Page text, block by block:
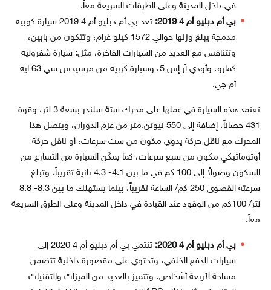
في داخل المدينة وعلى الطرقات السريعة معاً.
بي أم دبليو أم 4 2019:
تعد بي أم دبليو أم 4 2019 سيارة كوبيه
مدمجة يبلغ وزنها حوالي 1572 كيلو غرام، وتتكون من بابين،
وتتنافس مع العديد من السيارات الفاخرة، مثل: سيارة شفروليه
كمارو، وأودي آر إس 5، وسيارة كربيه من مرسيدس سي 63 ايه
أم جي.
تعتمد هذه السيارة في عملها على محرك ستة سلندر بسعة 3 لتر، وقوة
431 حصاناً، إضافة إلى 550 نيوتن.متر من عزم الدوران، ويتصل هذا
المحرك مع ناقل حركة يدوي مكون من ست سرعات، أو ناقل حركة
أوتوماتيكي مكون من سبع سرعات، كما يمكّن السيارة من التسارع من
السكون وصولاً إلى 100 كم في ما بين 4.1- 4.3 ثانية تقريباً، وتبلغ
سرعته القصوى 250 كم/ الساعة تقريباً، بينما يستهلك ما بين 8.3- 8.8
لتر/ 100كم من الوقود عند القيادة في داخل المدينة وعلى الطرق السريعة
معاً.
بي أم دبليو أم 4 2020:
تنتمي بي أم دبليو أم 4 2020 إلى
سيارات الدفع الخلفي، وتحتوي على مقصورة داخلية تتضمن
مساحة لأربعة أشخاص، وتتميز بالعديد من الميزات والتقنيات